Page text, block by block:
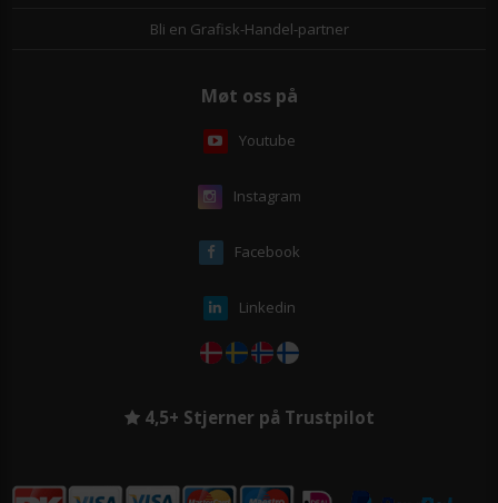
Bli en Grafisk-Handel-partner
Møt oss på
Youtube
Instagram
Facebook
Linkedin
4,5+ Stjerner på Trustpilot